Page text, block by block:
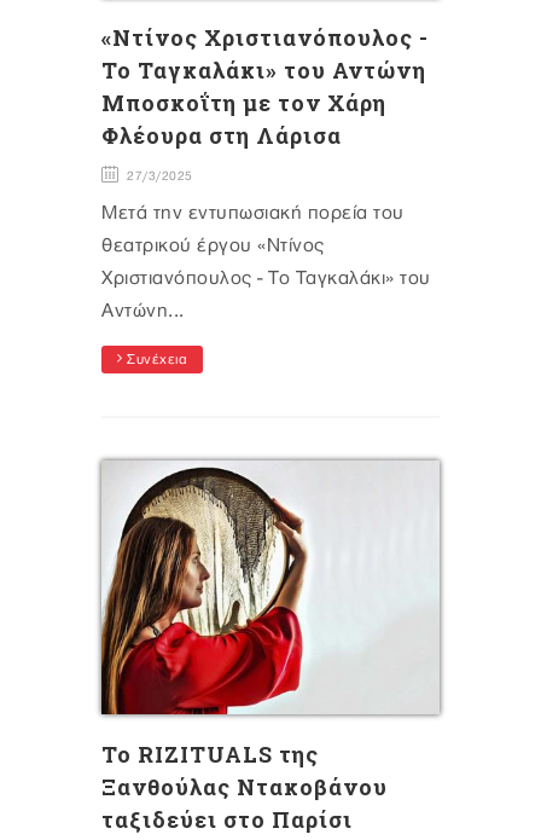
«Ντίνος Χριστιανόπουλος -
Το Ταγκαλάκι» του Αντώνη
Μποσκοΐτη με τον Χάρη
Φλέουρα στη Λάρισα
27/3/2025
Μετά την εντυπωσιακή πορεία του
θεατρικού έργου «Ντίνος
Χριστιανόπουλος - Το Ταγκαλάκι» του
Αντώνη...
Συνέχεια
Το RIZITUALS της
Ξανθούλας Ντακοβάνου
ταξιδεύει στο Παρίσι